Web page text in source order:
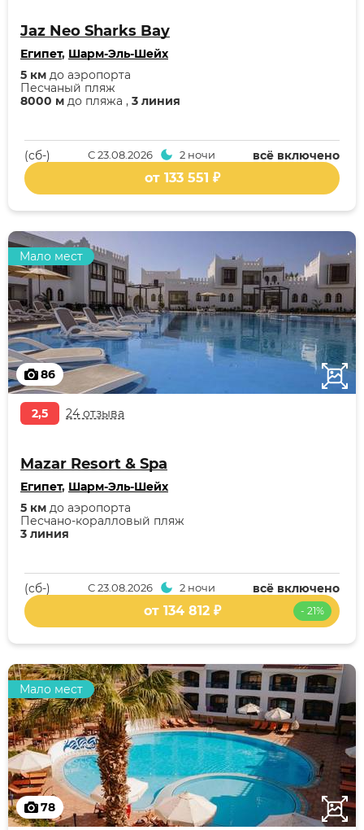
Jaz Neo Sharks Bay
Египет, Шарм-Эль-Шейх
8000 м до пляжа , 3 линия
Песчаный пляж
5 км до аэропорта
всё включено
С23.08.2026 2 ночи
(cб-)
от 133 551 ₽
86
Мало мест
2,5 24 отзыва
Mazar Resort & Spa
Египет, Шарм-Эль-Шейх
3 линия
Песчано-коралловый пляж
5 км до аэропорта
всё включено
С23.08.2026 2 ночи
(cб-)
- 21%
от 134 812 ₽
78
Мало мест